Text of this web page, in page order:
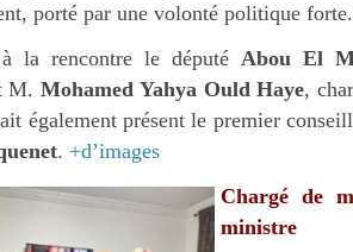
porté par une volonté politique forte.
la rencontre le député Abou El
M.Mohamed Yahya Ould Haye,
également présent le premier
. +d’images
Chargé de
ministre